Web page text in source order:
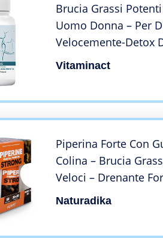
Brucia Grassi
Uomo Donna – Per
Velocemente-Detox
Forte-Pillole
Vitaminact
Piperina Forte Con
Colina – Brucia
Veloci – Drenante
Dimagrante –
Naturadika